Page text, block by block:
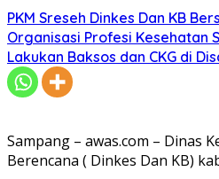
PKM Sreseh Dinkes Dan KB
Organisasi Profesi Kesehatan
Lakukan Baksos dan CKG di
Sampang – awas.com – Dinas
Berencana ( Dinkes Dan KB)